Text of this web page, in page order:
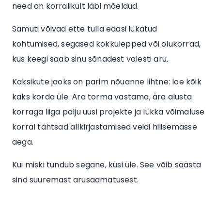
need on korralikult läbi mõeldud.
Samuti võivad ette tulla edasi lükatud
kohtumised, segased kokkulepped või olukorrad,
kus keegi saab sinu sõnadest valesti aru.
Kaksikute jaoks on parim nõuanne lihtne: loe kõik
kaks korda üle. Ära torma vastama, ära alusta
korraga liiga palju uusi projekte ja lükka võimaluse
korral tähtsad allkirjastamised veidi hilisemasse
aega.
Kui miski tundub segane, küsi üle. See võib säästa
sind suuremast arusaamatusest.